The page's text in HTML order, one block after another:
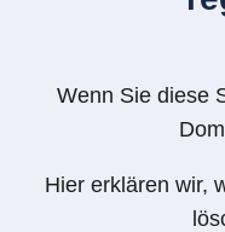
Wenn Sie diese
Hier erklären wir,